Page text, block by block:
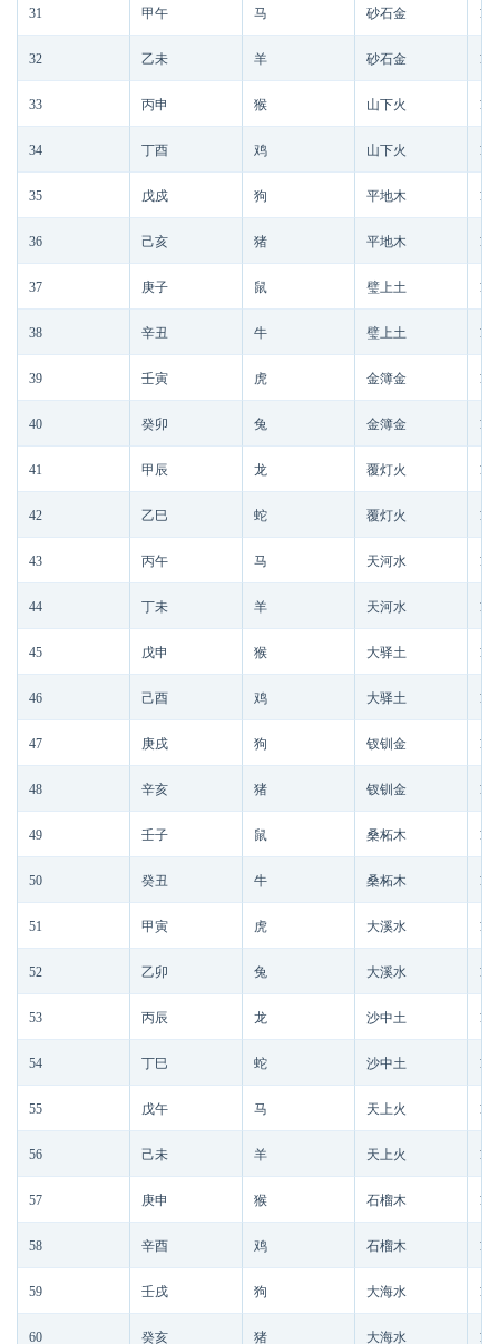
31 甲午 马 砂石金
32 乙未 羊 砂石金
33 丙申 猴 山下火
34 丁酉 鸡 山下火
35 戊戍 狗 平地木
36 己亥 猪 平地木
37 庚子 鼠 璧上土
38 辛丑 牛 璧上土
39 壬寅 虎 金簿金
40 癸卯 兔 金簿金
41 甲辰 龙 覆灯火
42 乙巳 蛇 覆灯火
43 丙午 马 天河水
44 丁未 羊 天河水
45 戊申 猴 大驿土
46 己酉 鸡 大驿土
47 庚戌 狗 钗钏金
48 辛亥 猪 钗钏金
49 壬子 鼠 桑柘木
50 癸丑 牛 桑柘木
51 甲寅 虎 大溪水
52 乙卯 兔 大溪水
53 丙辰 龙 沙中土
54 丁巳 蛇 沙中土
55 戊午 马 天上火
56 己未 羊 天上火
57 庚申 猴 石榴木
58 辛酉 鸡 石榴木
59 壬戌 狗 大海水
60 癸亥 猪 大海水